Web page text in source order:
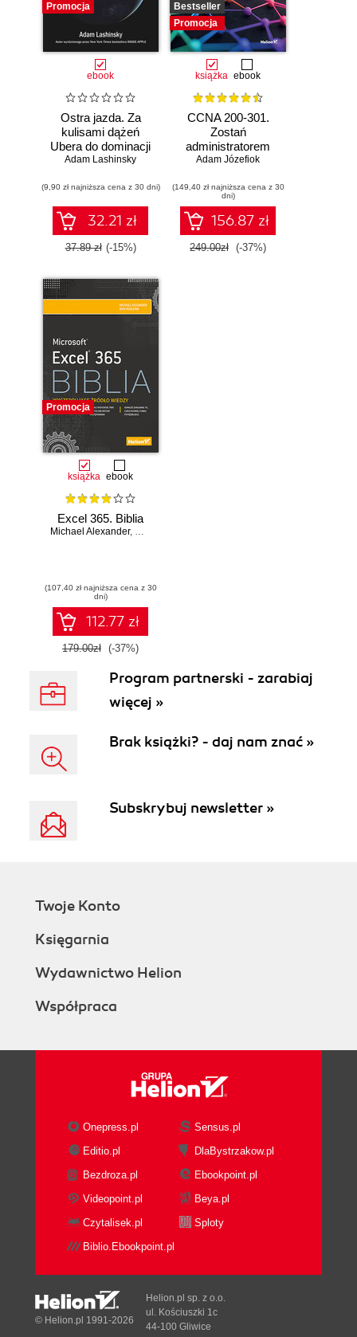
Promocja
ebook
Ostra jazda. Za
kulisami dążeń
Ubera do dominacji
na świecie
Adam Lashinsky
(9,90 zł najniższa cena z 30 dni)
32.21 zł
37.89 zł (-15%)
Bestseller
Promocja
książka ebook
CCNA 200-301.
Zostań
administratorem
sieci
Cisco. Wydanie II
Adam Józefiok
(149,40 zł najniższa cena z 30
dni)
156.87 zł
249.00zł (-37%)
Promocja
książka ebook
Excel 365. Biblia
Michael Alexander, Dick Kusleika
(107,40 zł najniższa cena z 30
dni)
112.77 zł
179.00zł (-37%)
Program partnerski - zarabiaj
więcej »
Brak książki? - daj nam znać »
Subskrybuj newsletter »
Twoje Konto
Księgarnia
Wydawnictwo Helion
Współpraca
Onepress.pl
Sensus.pl
Editio.pl
DlaBystrzakow.pl
Bezdroza.pl
Ebookpoint.pl
Videopoint.pl
Beya.pl
Czytalisek.pl
Sploty
Biblio.Ebookpoint.pl
© Helion.pl 1991-2026
Helion.pl sp. z o.o.
ul. Kościuszki 1c
44-100 Gliwice